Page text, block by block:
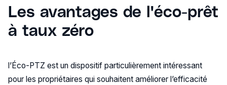
Les avantages de l'éco-prêt
à taux zéro
l’Éco-PTZ est un dispositif particulièrement intéressant
pour les propriétaires qui souhaitent améliorer l’efficacité